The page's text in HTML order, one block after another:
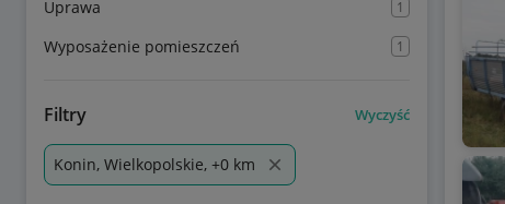
Uprawa 1
Wyposażenie pomieszczeń 1
Filtry Wyczyść
Konin, Wielkopolskie, +0 km